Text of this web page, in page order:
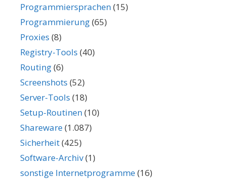
Programmiersprachen(15)
Programmierung(65)
Proxies (8)
Registry-Tools (40)
Routing(6)
Screenshots (52)
Server-Tools (18)
Setup-Routinen(10)
Shareware(1.087)
Sicherheit(425)
Software-Archiv(1)
sonstige Internetprogramme(16)